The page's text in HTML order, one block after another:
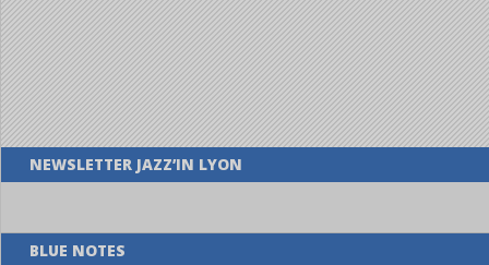
NEWSLETTER JAZZ’IN LYON
BLUE NOTES